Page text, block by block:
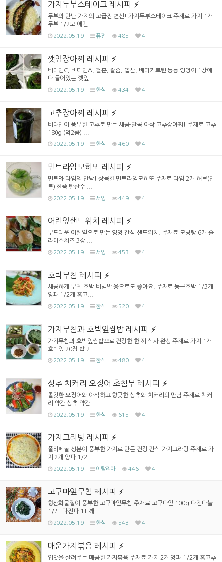
가지두부스테이크 레시피
두부와 만난 가지의 고급진 변신! 가지두부스테이크 주재료 가지 1개
두부 1/2모 에멘...
2022.05.19 퓨전 485 4
깻잎장아찌 레시피
비타민C, 비타민A, 철분, 칼슘, 엽산, 베타카로틴 등등 영양이 1장에
다 들어있는 깻잎...
2022.05.19 한식 434 4
고추장아찌 레시피
비타민이 풍부한 고추로 만든 새콤·달콤·아삭 고추장아찌! 주재료 고추
180g (약2줌) ...
2022.05.19 한식 460 4
민트라임모히또 레시피
민트와 라임의 만남! 상큼한 민트라임모히또 주재료 라임 2개 허브(민
트) 한줌 탄산수 ...
2022.05.19 서양 449 4
어린잎샌드위치 레시피
부드러운 어린잎으로 만든 영양 간식 샌드위치. 주재료 모닝빵 6개 슬
라이스치즈 3장 ...
2022.05.19 서양 453 4
호박무침 레시피
새콤하게 무친 호박 비빔밥 용으로도 좋아요. 주재료 둥근호박 1/3개
양파 1/2개 홍고...
2022.05.19 한식 520 4
가지무침과 호박잎쌈밥 레시피
가지무침과 호박잎쌈밥으로 건강한 한 끼 식사 완성 주재료 가지 1개
호박잎 20장 밥 2...
2022.05.19 한식 480 4
상추 치커리 오징어 초침무 레시피
졸깃한 오징어와 아삭하고 향긋한 상추와 치커리의 만남 주재료 치커
리 약간 상추 약간...
2022.05.19 한식 615 4
가지그라탕 레시피
폴리페놀 성분이 풍부한 가지로 만든 건강 간식 가지그라탕 주재료 가
지 2개 양파 1/2...
2022.05.19 이탈리아 446 4
고구마잎무침 레시피
항산화물질이 풍부한 고구마잎무침 주재료 고구마잎 100g 다진마늘
1/2T 다진파 1T 깨...
2022.05.19 한식 543 4
매운가지볶음 레시피
입맛을 살려주는 매콤한 가지볶음 주재료 가지 2개 양파 1/2개 홍고추